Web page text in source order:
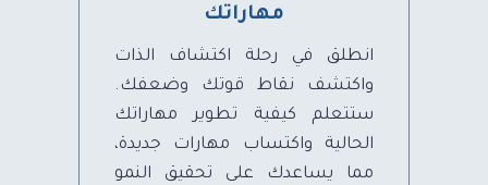
مهاراتك
انطلق في رحلة اكتشاف الذات
واكتشف نقاط قوتك وضعفك.
ستتعلم كيفية تطوير مهاراتك
الحالية واكتساب مهارات جديدة،
مما يساعدك على تحقيق النمو